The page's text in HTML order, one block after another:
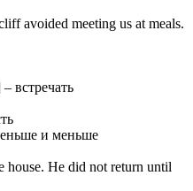
avoided meeting us at meals.
– встречать
и меньше
house. He did not return until